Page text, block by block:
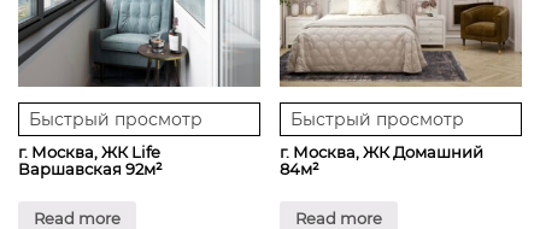
Быстрый просмотр
г. Москва, ЖК Life
Варшавская 92м²
Read more
Быстрый просмотр
г. Москва, ЖК Домашний
84м²
Read more